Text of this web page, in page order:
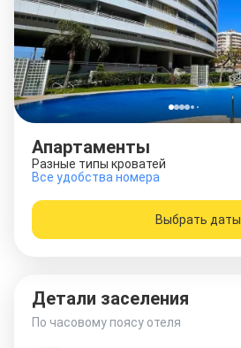
Апартаменты
Разные типы кроватей
Все удобства номера
Выбрать даты
Детали заселения
По часовому поясу отеля